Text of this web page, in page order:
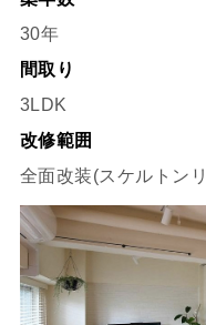
30年
間取り
3LDK
改修範囲
全面改装(スケルトン